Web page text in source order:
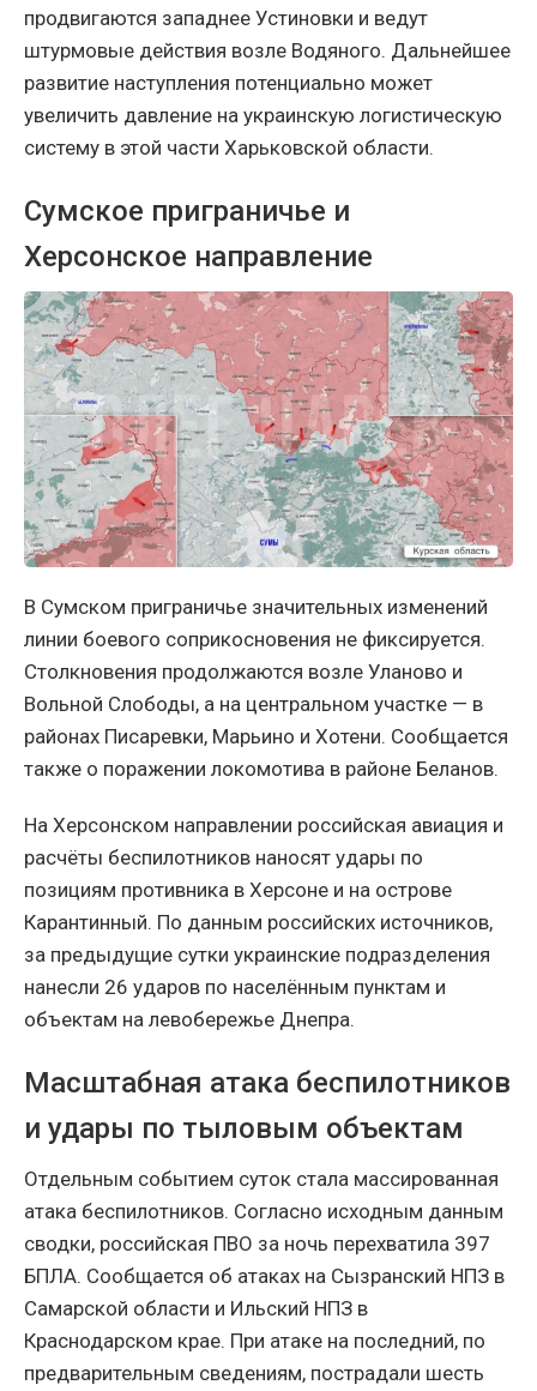
продвигаются западнее Устиновки и ведут
штурмовые действия возле Водяного. Дальнейшее
развитие наступления потенциально может
увеличить давление на украинскую логистическую
систему в этой части Харьковской области.
Сумское приграничье и
Херсонское направление
В Сумском приграничье значительных изменений
линии боевого соприкосновения не фиксируется.
Столкновения продолжаются возле Уланово и
Вольной Слободы, а на центральном участке — в
районах Писаревки, Марьино и Хотени. Сообщается
также о поражении локомотива в районе Беланов.
На Херсонском направлении российская авиация и
расчёты беспилотников наносят удары по
позициям противника в Херсоне и на острове
Карантинный. По данным российских источников,
за предыдущие сутки украинские подразделения
нанесли 26 ударов по населённым пунктам и
объектам на левобережье Днепра.
Масштабная атака беспилотников
и удары по тыловым объектам
Отдельным событием суток стала массированная
атака беспилотников. Согласно исходным данным
сводки, российская ПВО за ночь перехватила 397
БПЛА. Сообщается об атаках на Сызранский НПЗ в
Самарской области и Ильский НПЗ в
Краснодарском крае. При атаке на последний, по
предварительным сведениям, пострадали шесть